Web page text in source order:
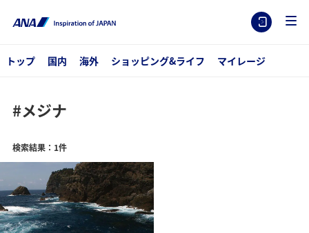
トップ 国内 海外 ショッピング&ライフ マイレージ
#メジナ
検索結果：1件